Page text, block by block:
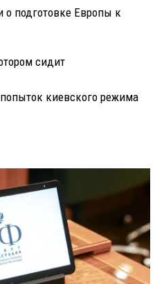
подготовке Европы к
сидит
киевского режима